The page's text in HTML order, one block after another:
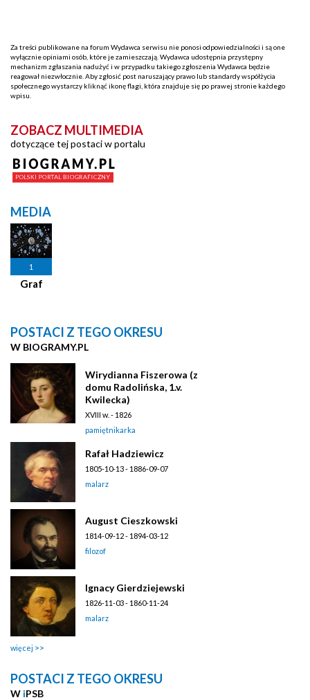
Za treści publikowane na forum Wydawca serwisu nie ponosi odpowiedzialności i są one
wyłącznie opiniami osób, które je zamieszczają. Wydawca udostępnia przystępny
mechanizm zgłaszania nadużyć i w przypadku takiego zgłoszenia Wydawca będzie
reagował niezwłocznie. Aby zgłosić post naruszający prawo lub standardy współżycia
społecznego wystarczy kliknąć ikonę flagi, która znajduje się po prawej stronie każdego
wpisu.
ZOBACZ MULTIMEDIA
dotyczące tej postaci w portalu
MEDIA
1
Graf
POSTACI Z TEGO OKRESU
W BIOGRAMY.PL
Wirydianna Fiszerowa (z
domu Radolińska, 1.v.
Kwilecka)
XVIII w. - 1826
pamiętnikarka
Rafał Hadziewicz
1805-10-13 - 1886-09-07
malarz
August Cieszkowski
1814-09-12 - 1894-03-12
filozof
Ignacy Gierdziejewski
1826-11-03 - 1860-11-24
malarz
więcej
POSTACI Z TEGO OKRESU
W iPSB